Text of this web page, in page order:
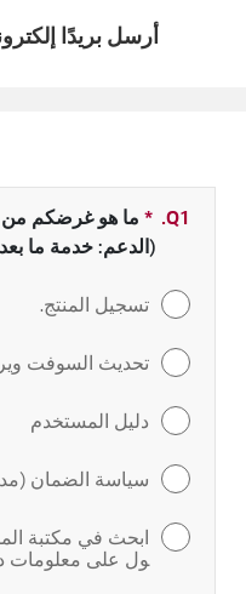
أرسل بريدًا
Q1.
* حقل مطلوب
ما هو غرضكم من
(الدعم: خدمة ما بعد
تسجيل المنتج.
تحديث السوفت وير
دليل المستخدم
سياسة الضمان
ابحث في مكتبة
ول على معلومات